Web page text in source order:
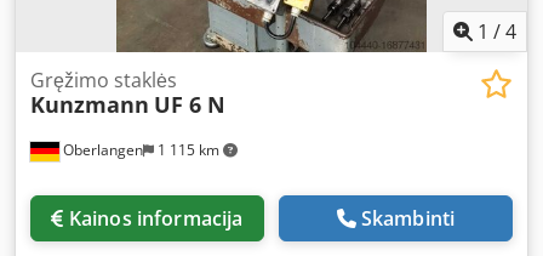
1 /4
Oberlangen 1 115 km
Gręžimo staklės
Kunzmann UF 6 N
Kainos informacija Skambinti